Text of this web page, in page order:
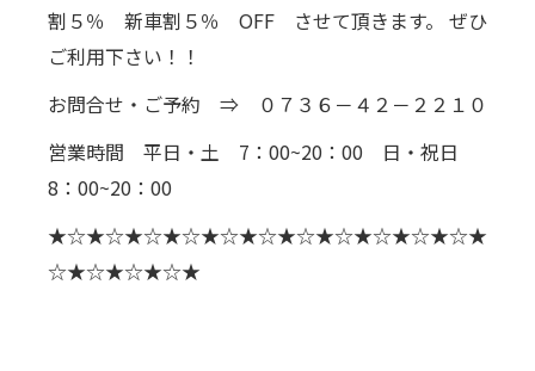
割５％ 新車割５％ OFF させて頂きます。 ぜひ
ご利用下さい！！
お問合せ・ご予約 ⇒ ０７３６－４２－２２１０
営業時間 平日・土 7：00~20：00 日・祝日
8：00~20：00
★☆★☆★☆★☆★☆★☆★☆★☆★☆★☆★☆★
☆★☆★☆★☆★